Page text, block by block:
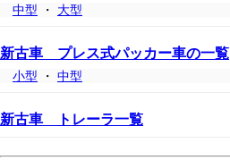
中型 ・ 大型
新古車 プレス式パッカー車の一覧
小型 ・ 中型
新古車 トレーラ一覧